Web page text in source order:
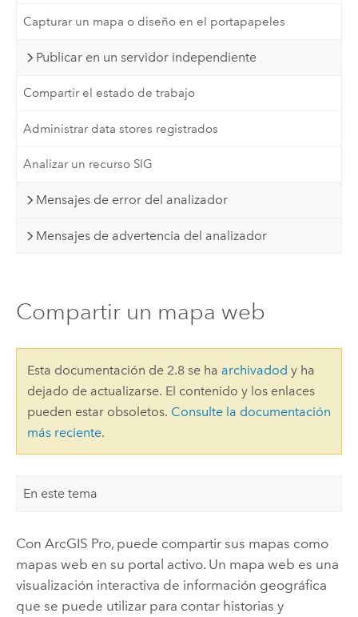
Capturar un mapa o diseño en el portapapeles
Publicar en un servidor independiente
Compartir el estado de trabajo
Administrar data stores registrados
Analizar un recurso SIG
Mensajes de error del analizador
Mensajes de advertencia del analizador
Compartir un mapa web
Esta documentación de 2.8 se ha archivadod y ha
dejado de actualizarse. El contenido y los enlaces
pueden estar obsoletos. Consulte la documentación
más reciente.
En este tema
Con ArcGIS Pro, puede compartir sus mapas como
mapas web en su portal activo. Un mapa web es una
visualización interactiva de información geográfica
que se puede utilizar para contar historias y